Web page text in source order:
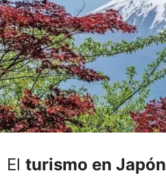
El turismo en Japón